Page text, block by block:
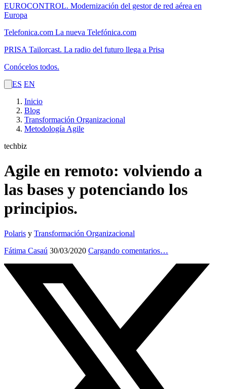
EUROCONTROL. Modernización del gestor de red aérea en
Europa
Telefonica.com La nueva Telefónica.com
PRISA Tailorcast. La radio del futuro llega a Prisa
Conócelos todos.
ES EN
Inicio
Blog
Transformación Organizacional
Metodología Agile
techbiz
Agile en remoto: volviendo a
las bases y potenciando los
principios.
Polaris y Transformación Organizacional
Fátima Casaú 30/03/2020 Cargando comentarios…